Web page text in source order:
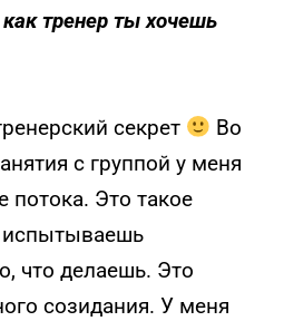
тренер ты хочешь
секрет
Во
с группой у меня
потока. Это такое
испытываешь
что делаешь. Это
созидания. У меня